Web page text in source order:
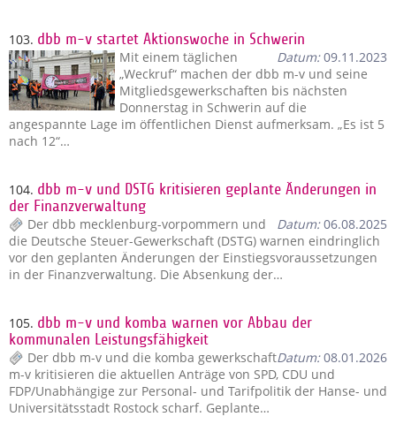
103. dbb m-v startet Aktionswoche in Schwerin
Datum:09.11.2023
Mit einem täglichen
„Weckruf“ machen der dbb m-v und seine
Mitgliedsgewerkschaften bis nächsten
Donnerstag in Schwerin auf die
angespannte Lage im öffentlichen Dienst aufmerksam. „Es ist 5
nach 12“…
104. dbb m-v und DSTG kritisieren geplante Änderungen in
der Finanzverwaltung
Datum:06.08.2025
Der dbb mecklenburg-vorpommern und
die Deutsche Steuer-Gewerkschaft (DSTG) warnen eindringlich
vor den geplanten Änderungen der Einstiegsvoraussetzungen
in der Finanzverwaltung. Die Absenkung der…
105. dbb m-v und komba warnen vor Abbau der
kommunalen Leistungsfähigkeit
Datum:08.01.2026
Der dbb m-v und die komba gewerkschaft
m-v kritisieren die aktuellen Anträge von SPD, CDU und
FDP/Unabhängige zur Personal- und Tarifpolitik der Hanse- und
Universitätsstadt Rostock scharf. Geplante…